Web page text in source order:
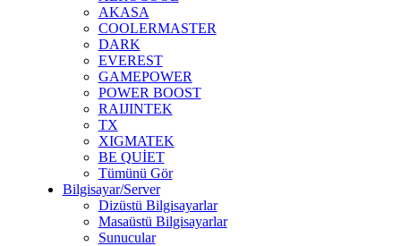
AKASA
COOLERMASTER
DARK
EVEREST
GAMEPOWER
POWER BOOST
RAIJINTEK
TX
XIGMATEK
BE QUİET
Tümünü Gör
Bilgisayar/Server
Dizüstü Bilgisayarlar
Masaüstü Bilgisayarlar
Sunucular